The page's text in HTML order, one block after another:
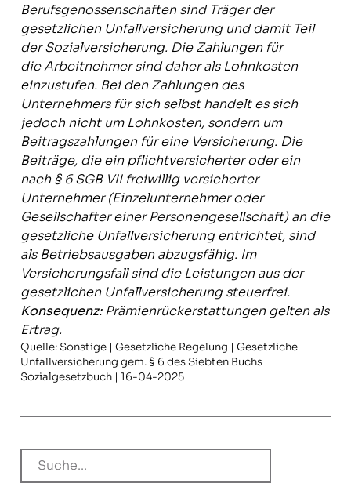
Berufsgenossenschaften sind Träger der
gesetzlichen Unfallversicherung und damit Teil
der Sozialversicherung. Die Zahlungen für
die Arbeitnehmer sind daher als Lohnkosten
einzustufen. Bei den Zahlungen des
Unternehmers für sich selbst handelt es sich
jedoch nicht um Lohnkosten, sondern um
Beitragszahlungen für eine Versicherung. Die
Beiträge, die ein pflichtversicherter oder ein
nach § 6 SGB VII freiwillig versicherter
Unternehmer (Einzelunternehmer oder
Gesellschafter einer Personengesellschaft) an die
gesetzliche Unfallversicherung entrichtet, sind
als Betriebsausgaben abzugsfähig. Im
Versicherungsfall sind die Leistungen aus der
gesetzlichen Unfallversicherung steuerfrei.
Konsequenz:Prämienrückerstattungen gelten als
Ertrag.
Quelle: Sonstige | Gesetzliche Regelung | Gesetzliche
Unfallversicherung gem. § 6 des Siebten Buchs
Sozialgesetzbuch | 16-04-2025